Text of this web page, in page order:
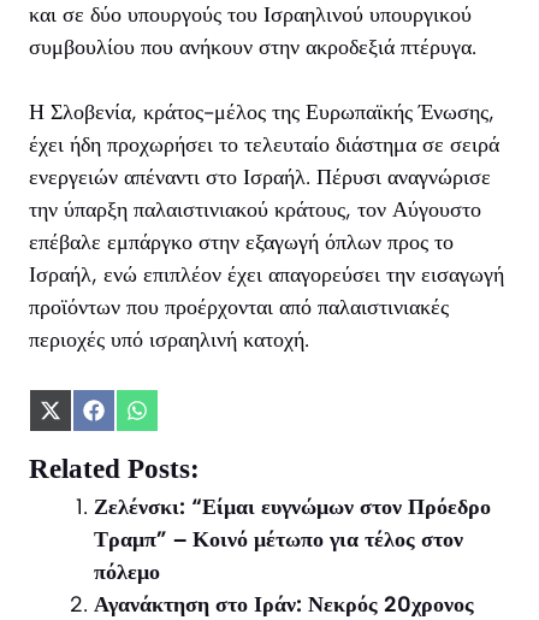
και σε δύο υπουργούς του Ισραηλινού υπουργικού
συμβουλίου που ανήκουν στην ακροδεξιά πτέρυγα.
Η Σλοβενία, κράτος-μέλος της Ευρωπαϊκής Ένωσης,
έχει ήδη προχωρήσει το τελευταίο διάστημα σε σειρά
ενεργειών απέναντι στο Ισραήλ. Πέρυσι αναγνώρισε
την ύπαρξη παλαιστινιακού κράτους, τον Αύγουστο
επέβαλε εμπάργκο στην εξαγωγή όπλων προς το
Ισραήλ, ενώ επιπλέον έχει απαγορεύσει την εισαγωγή
προϊόντων που προέρχονται από παλαιστινιακές
περιοχές υπό ισραηλινή κατοχή.
Share
X
(Twitter)
Share
Facebook
Share
WhatsApp
Related Posts:
Ζελένσκι: “Είμαι ευγνώμων στον Πρόεδρο
Τραμπ” – Κοινό μέτωπο για τέλος στον
πόλεμο
Αγανάκτηση στο Ιράν: Νεκρός 20χρονος